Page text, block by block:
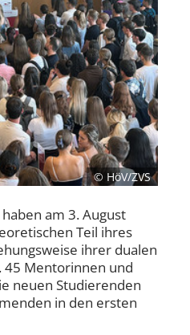
© HöV/ZVS
am 3. August
Teil ihres
ihrer dualen
45 Mentorinnen und
neuen Studierenden
in den ersten